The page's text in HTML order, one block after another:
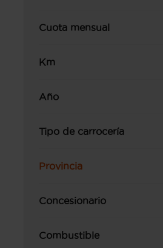
Cuota mensual
Km
Año
Tipo de carrocería
Provincia
Concesionario
Combustible